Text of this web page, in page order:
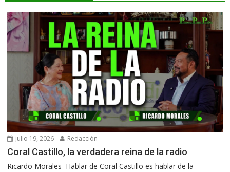
julio 19, 2026 Redacción
Coral Castillo, la verdadera reina de la radio
Ricardo Morales Hablar de Coral Castillo es hablar de la